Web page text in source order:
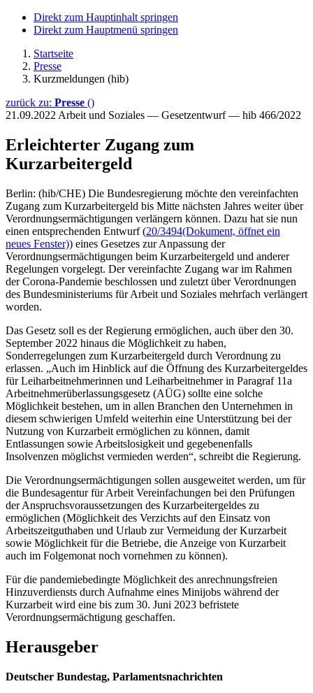
Direkt zum Hauptinhalt springen
Direkt zum Hauptmenü springen
Startseite
Presse
Kurzmeldungen (hib)
zurück zu: Presse ()
21.09.2022 Arbeit und Soziales — Gesetzentwurf — hib 466/2022
Erleichterter Zugang zum
Kurzarbeitergeld
Berlin: (hib/CHE) Die Bundesregierung möchte den vereinfachten
Zugang zum Kurzarbeitergeld bis Mitte nächsten Jahres weiter über
Verordnungsermächtigungen verlängern können. Dazu hat sie nun
einen entsprechenden Entwurf (20/3494(Dokument, öffnet ein
neues Fenster)) eines Gesetzes zur Anpassung der
Verordnungsermächtigungen beim Kurzarbeitergeld und anderer
Regelungen vorgelegt. Der vereinfachte Zugang war im Rahmen
der Corona-Pandemie beschlossen und zuletzt über Verordnungen
des Bundesministeriums für Arbeit und Soziales mehrfach verlängert
worden.
Das Gesetz soll es der Regierung ermöglichen, auch über den 30.
September 2022 hinaus die Möglichkeit zu haben,
Sonderregelungen zum Kurzarbeitergeld durch Verordnung zu
erlassen. „Auch im Hinblick auf die Öffnung des Kurzarbeitergeldes
für Leiharbeitnehmerinnen und Leiharbeitnehmer in Paragraf 11a
Arbeitnehmerüberlassungsgesetz (AÜG) sollte eine solche
Möglichkeit bestehen, um in allen Branchen den Unternehmen in
diesem schwierigen Umfeld weiterhin eine Unterstützung bei der
Nutzung von Kurzarbeit ermöglichen zu können, damit
Entlassungen sowie Arbeitslosigkeit und gegebenenfalls
Insolvenzen möglichst vermieden werden“, schreibt die Regierung.
Die Verordnungsermächtigungen sollen ausgeweitet werden, um für
die Bundesagentur für Arbeit Vereinfachungen bei den Prüfungen
der Anspruchsvoraussetzungen des Kurzarbeitergeldes zu
ermöglichen (Möglichkeit des Verzichts auf den Einsatz von
Arbeitszeitguthaben und Urlaub zur Vermeidung der Kurzarbeit
sowie Möglichkeit für die Betriebe, die Anzeige von Kurzarbeit
auch im Folgemonat noch vornehmen zu können).
Für die pandemiebedingte Möglichkeit des anrechnungsfreien
Hinzuverdiensts durch Aufnahme eines Minijobs während der
Kurzarbeit wird eine bis zum 30. Juni 2023 befristete
Verordnungsermächtigung geschaffen.
Herausgeber
Deutscher Bundestag, Parlamentsnachrichten